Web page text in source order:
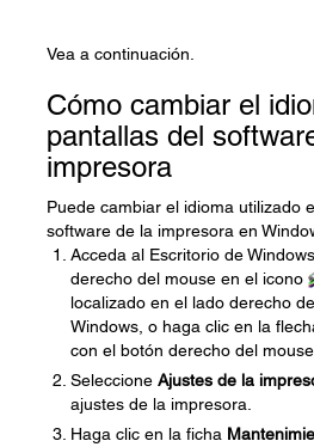
Vea a continuación.
Cómo cambiar el
pantallas del
impresora
Puede cambiar el idioma utilizado
software de la impresora en
Acceda al Escritorio de
derecho del mouse en el icono
localizado en el lado derecho
Windows, o haga clic en la
con el botón derecho del
Seleccione Ajustes de la
ajustes de la impresora.
Haga clic en la ficha